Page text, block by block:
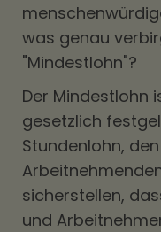
was genau
"Mindestlohn"?
Der Mindestlohn
gesetzlich
Stundenlohn,
sicherstellen,
und